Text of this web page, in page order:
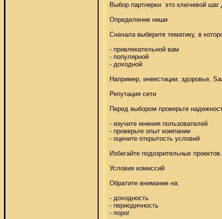
Выбор партнерки  это ключевой
Определение ниши
Сначала выберите тематику, в
- привлекательной вам
- популярной
- доходной
Например, инвестиции, здоровье,
Репутация сети
Перед выбором проверьте
- изучите мнения пользователей
- проверьте опыт компании
- оцените открытость условий
Избегайте подозрительных
Условия комиссий
Обратите внимание на:
- доходность
- периодичность
- порог